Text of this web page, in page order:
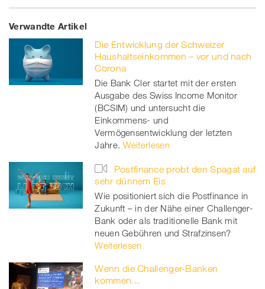
Share
on
Facebook
Twe
on
twitt
er
Share
linkedin
Share
Xing
Verwandte Artikel
Die Entwicklung der Schweizer
Haushaltseinkommen – vor und nach
Corona
Die Bank Cler startet mit der ersten
Ausgabe des Swiss Income Monitor
(BCSIM) und untersucht die
Einkommens- und
Vermögensentwicklung der letzten
Jahre. Weiterlesen
Postfinance probt den Spagat auf
sehr dünnem Eis
Wie positioniert sich die Postfinance in
Zukunft – in der Nähe einer Challenger-
Bank oder als traditionelle Bank mit
neuen Gebühren und Strafzinsen?
Weiterlesen
Wenn die Challenger-Banken
kommen...